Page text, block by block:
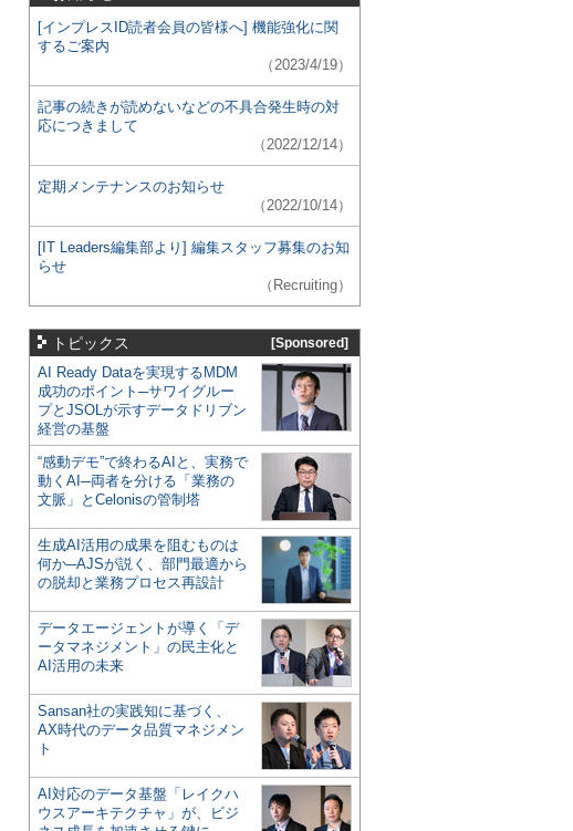
[インプレスID読者会員の皆様へ] 機能強化に関
するご案内
（2023/4/19）
記事の続きが読めないなどの不具合発生時の対
応につきまして
（2022/12/14）
定期メンテナンスのお知らせ
（2022/10/14）
[IT Leaders編集部より] 編集スタッフ募集のお知
らせ
（Recruiting）
トピックス [Sponsored]
AI Ready Dataを実現するMDM
成功のポイント─サワイグルー
プとJSOLが示すデータドリブン
経営の基盤
“感動デモ”で終わるAIと、実務で
動くAI─両者を分ける「業務の
文脈」とCelonisの管制塔
生成AI活用の成果を阻むものは
何か─AJSが説く、部門最適から
の脱却と業務プロセス再設計
データエージェントが導く「デ
ータマネジメント」の民主化と
AI活用の未来
Sansan社の実践知に基づく、
AX時代のデータ品質マネジメン
ト
AI対応のデータ基盤「レイクハ
ウスアーキテクチャ」が、ビジ